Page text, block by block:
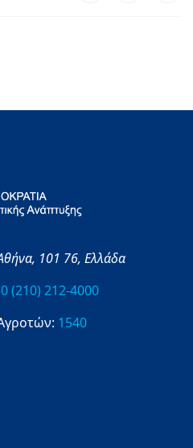
101 76, Ελλάδα
(210) 212-4000
1540